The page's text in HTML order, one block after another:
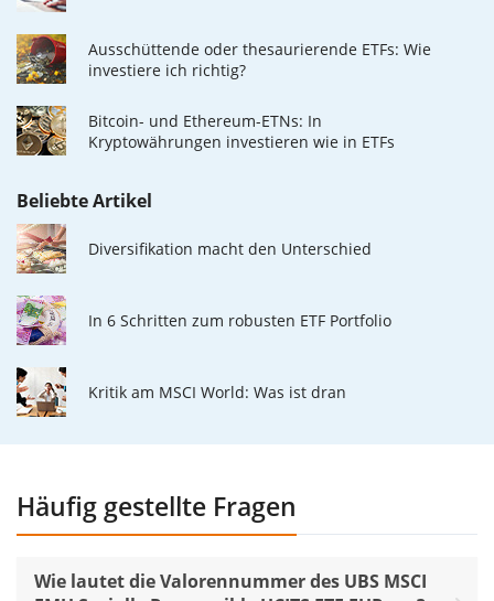
Ausschüttende oder thesaurierende ETFs: Wie
investiere ich richtig?
Bitcoin- und Ethereum-ETNs: In
Kryptowährungen investieren wie in ETFs
Beliebte Artikel
Diversifikation macht den Unterschied
In 6 Schritten zum robusten ETF Portfolio
Kritik am MSCI World: Was ist dran
Häufig gestellte Fragen
Wie lautet die Valorennummer des UBS MSCI